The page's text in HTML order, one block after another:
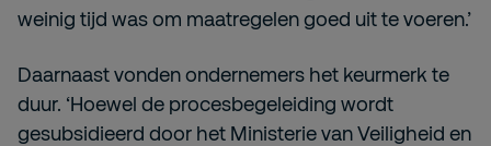
weinig tijd was om maatregelen goed uit te voeren.’
Daarnaast vonden ondernemers het keurmerk te
duur. ‘Hoewel de procesbegeleiding wordt
gesubsidieerd door het Ministerie van Veiligheid en